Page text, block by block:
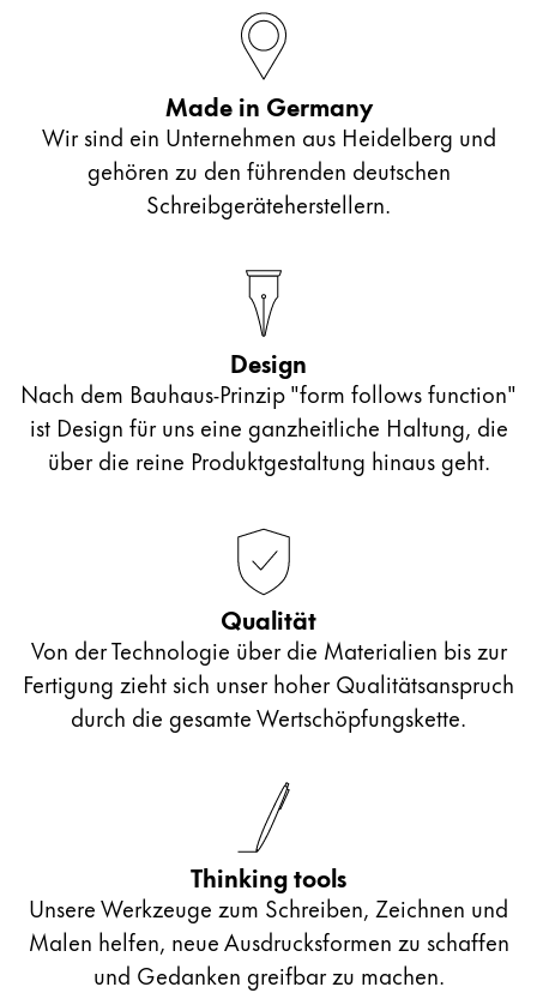
Made in Germany
Wir sind ein Unternehmen aus Heidelberg und
gehören zu den führenden deutschen
Schreibgeräteherstellern.
Design
Nach dem Bauhaus-Prinzip "form follows function"
ist Design für uns eine ganzheitliche Haltung, die
über die reine Produktgestaltung hinaus geht.
Qualität
Von der Technologie über die Materialien bis zur
Fertigung zieht sich unser hoher Qualitätsanspruch
durch die gesamte Wertschöpfungskette.
Thinking tools
Unsere Werkzeuge zum Schreiben, Zeichnen und
Malen helfen, neue Ausdrucksformen zu schaffen
und Gedanken greifbar zu machen.